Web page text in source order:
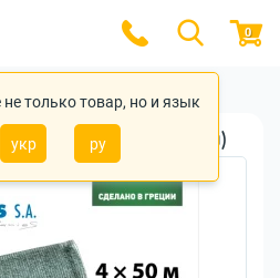
только товар, но и язык
укр ру
0
Karatzis 65% (4х50м)